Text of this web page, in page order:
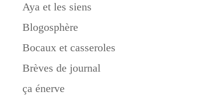
Aya et les siens
Blogosphère
Bocaux et casseroles
Brèves de journal
ça énerve